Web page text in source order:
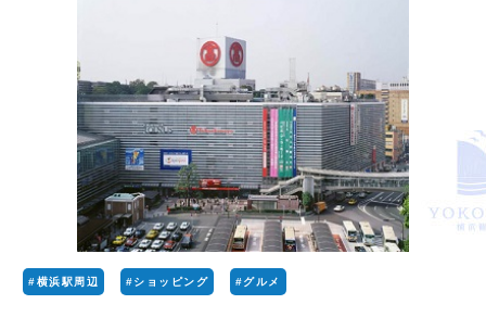
#横浜駅周辺 #ショッピング #グルメ